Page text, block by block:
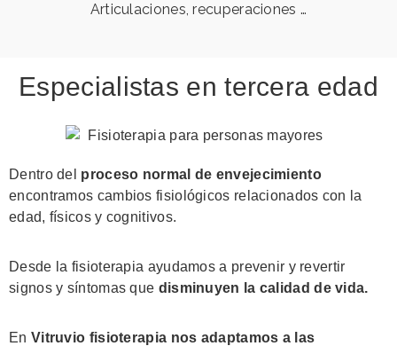
Articulaciones, recuperaciones …
Especialistas en tercera edad
Dentro del proceso normal de envejecimiento
encontramos cambios fisiológicos relacionados con la
edad, físicos y cognitivos.
Desde la fisioterapia ayudamos a prevenir y revertir
signos y síntomas que disminuyen la calidad de vida.
En Vitruvio fisioterapia nos adaptamos a las